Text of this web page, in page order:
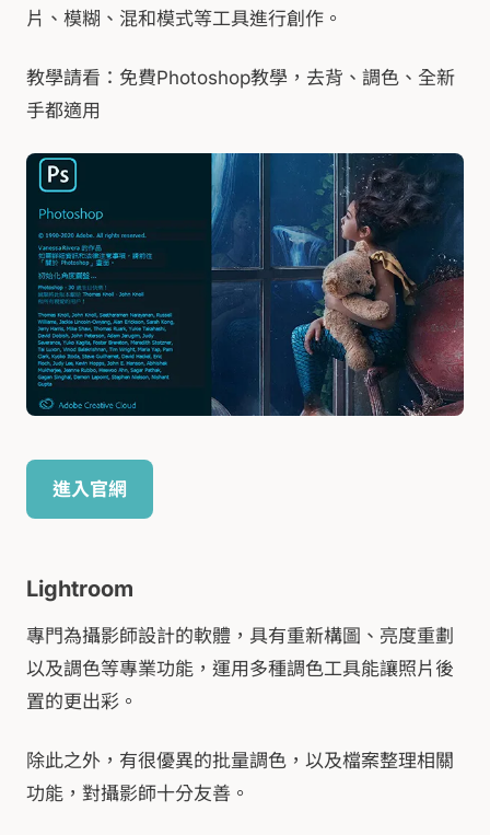
片、模糊、混和模式等工具進行創作。
教學請看：免費Photoshop教學，去背、調色、全新
手都適用
進入官網
Lightroom
專門為攝影師設計的軟體，具有重新構圖、亮度重劃
以及調色等專業功能，運用多種調色工具能讓照片後
置的更出彩。
除此之外，有很優異的批量調色，以及檔案整理相關
功能，對攝影師十分友善。